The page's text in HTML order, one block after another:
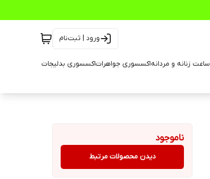
ورود | ثبت‌نام
ساعت زنانه و مردانهاکسسوری جواهراتاکسسوری بدلیجات
ناموجود
دیدن محصولات مرتبط